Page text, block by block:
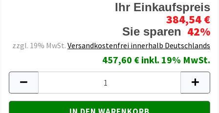
Ihr Einkaufspreis
384,54 €
Sie sparen 42%
zzgl. 19% MwSt. Versandkostenfrei innerhalb Deutschlands
457,60 € inkl. 19% MwSt.